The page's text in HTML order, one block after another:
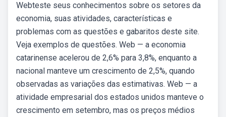
Webteste seus conhecimentos sobre os setores da
economia, suas atividades, características e
problemas com as questões e gabaritos deste site.
Veja exemplos de questões. Web — a economia
catarinense acelerou de 2,6% para 3,8%, enquanto a
nacional manteve um crescimento de 2,5%, quando
observadas as variações das estimativas. Web — a
atividade empresarial dos estados unidos manteve o
crescimento em setembro, mas os preços médios